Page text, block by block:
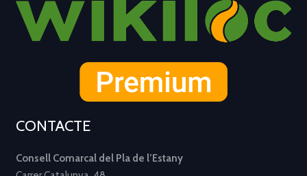
CONTACTE
Consell Comarcal del Pla de l’Estany